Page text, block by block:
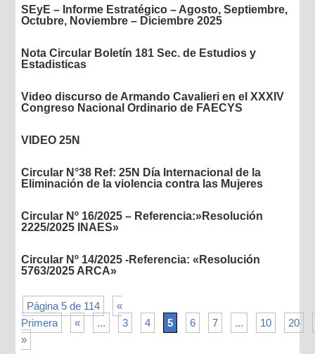
SEyE – Informe Estratégico – Agosto, Septiembre,
Octubre, Noviembre – Diciembre 2025
Nota Circular Boletín 181 Sec. de Estudios y
Estadisticas
Video discurso de Armando Cavalieri en el XXXIV
Congreso Nacional Ordinario de FAECYS
VIDEO 25N
Circular N°38 Ref: 25N Día Internacional de la
Eliminación de la violencia contra las Mujeres
Circular Nº 16/2025 – Referencia:»Resolución
2225/2025 INAES»
Circular Nº 14/2025 -Referencia: «Resolución
5763/2025 ARCA»
Página 5 de 114
«
Primera
« ... 3 4 5 6 7 ... 10
20
»